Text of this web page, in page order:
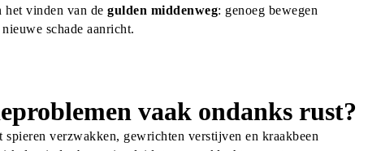
het vinden van de gulden middenweg: genoeg bewegen
schade aanricht.
vaak ondanks rust?
verzwakken, gewrichten verstijven en kraakbeen